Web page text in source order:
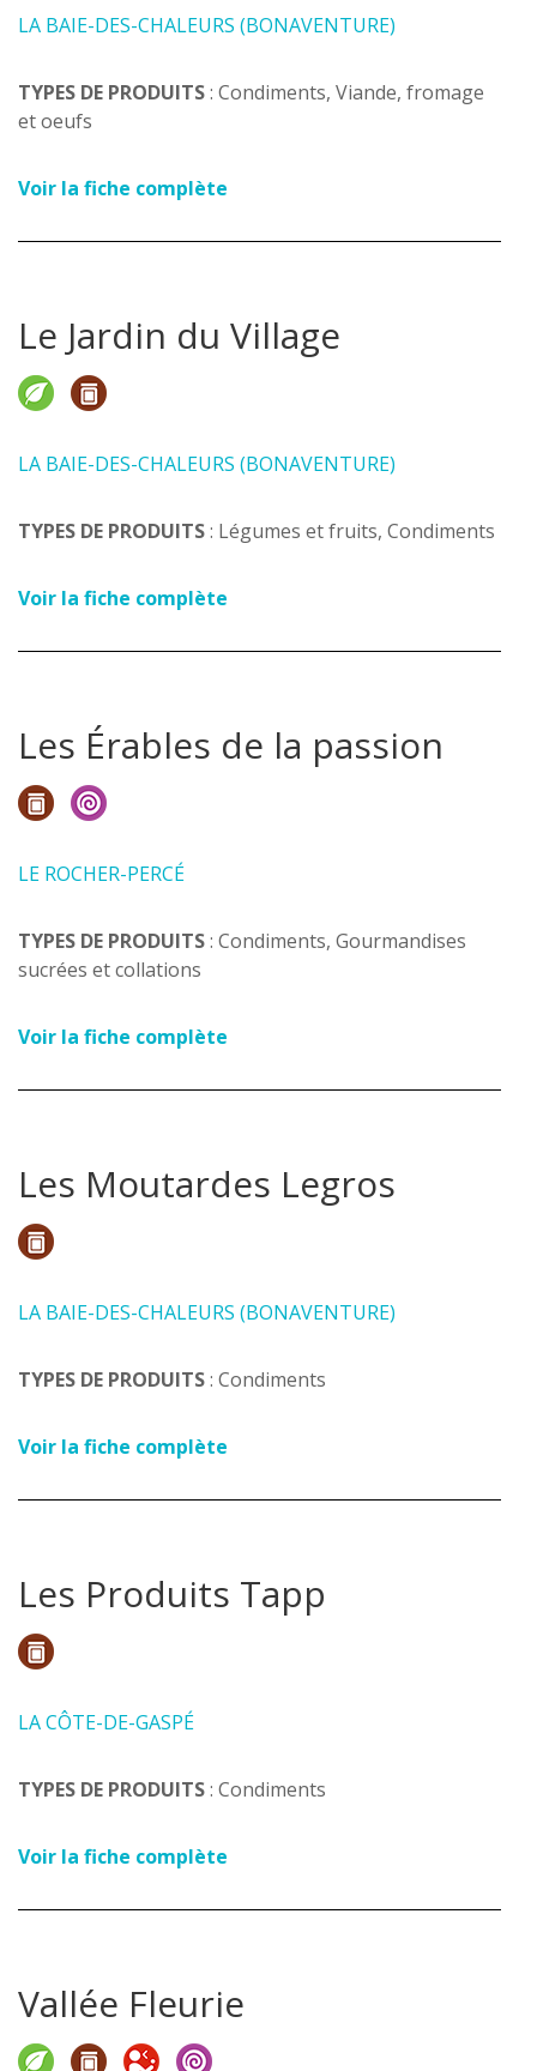
LA BAIE-DES-CHALEURS (BONAVENTURE)
TYPES DE PRODUITS: Condiments, Viande, fromage
et oeufs
Voir la fiche complète
Le Jardin du Village
LA BAIE-DES-CHALEURS (BONAVENTURE)
TYPES DE PRODUITS: Légumes et fruits, Condiments
Voir la fiche complète
Les Érables de la passion
LE ROCHER-PERCÉ
TYPES DE PRODUITS: Condiments, Gourmandises
sucrées et collations
Voir la fiche complète
Les Moutardes Legros
LA BAIE-DES-CHALEURS (BONAVENTURE)
TYPES DE PRODUITS: Condiments
Voir la fiche complète
Les Produits Tapp
LA CÔTE-DE-GASPÉ
TYPES DE PRODUITS: Condiments
Voir la fiche complète
Vallée Fleurie